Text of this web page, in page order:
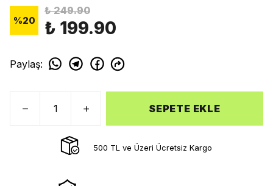
%20
₺ 249.90
₺ 199.90
Paylaş:
SEPETE EKLE
500 TL ve Üzeri Ücretsiz Kargo